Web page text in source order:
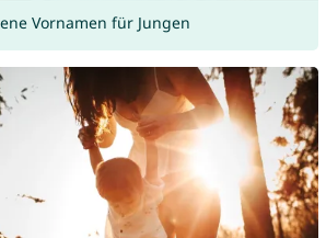
Vornamen für Jungen